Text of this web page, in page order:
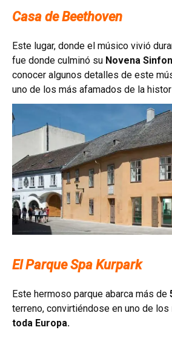
Casa de Beethoven
Este lugar, donde el músico vivió
fue donde culminó su Novena
conocer algunos detalles de este
uno de los más afamados de la
El Parque Spa Kurpark
Este hermoso parque abarca más de
terreno, convirtiéndose en uno de los
toda Europa.